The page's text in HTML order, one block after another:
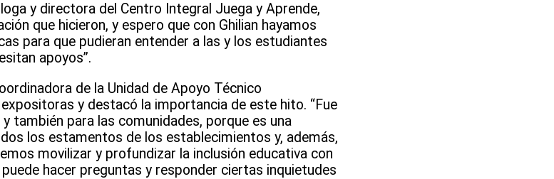
y directora del Centro Integral Juega y Aprende,
que hicieron, y espero que con Ghilian hayamos
para que pudieran entender a las y los estudiantes
apoyos”.
de la Unidad de Apoyo Técnico
y destacó la importancia de este hito. “Fue
para las comunidades, porque es una
los estamentos de los establecimientos y, además,
movilizar y profundizar la inclusión educativa con
hacer preguntas y responder ciertas inquietudes